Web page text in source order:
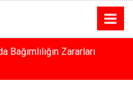
Bağımlılığın Zararları
Yaşam Ve Yüzme Merkezi